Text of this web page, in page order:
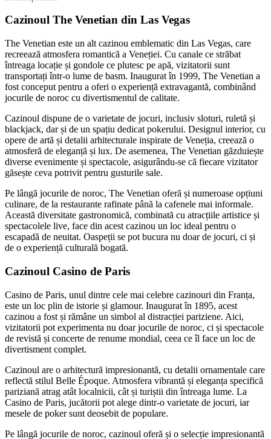
Cazinoul The Venetian din Las Vegas
The Venetian este un alt cazinou emblematic din Las Vegas, care
recreează atmosfera romantică a Veneției. Cu canale ce străbat
întreaga locație și gondole ce plutesc pe apă, vizitatorii sunt
transportați într-o lume de basm. Inaugurat în 1999, The Venetian a
fost conceput pentru a oferi o experiență extravagantă, combinând
jocurile de noroc cu divertismentul de calitate.
Cazinoul dispune de o varietate de jocuri, inclusiv sloturi, ruletă și
blackjack, dar și de un spațiu dedicat pokerului. Designul interior, cu
opere de artă și detalii arhitecturale inspirate de Veneția, creează o
atmosferă de eleganță și lux. De asemenea, The Venetian găzduiește
diverse evenimente și spectacole, asigurându-se că fiecare vizitator
găsește ceva potrivit pentru gusturile sale.
Pe lângă jocurile de noroc, The Venetian oferă și numeroase opțiuni
culinare, de la restaurante rafinate până la cafenele mai informale.
Această diversitate gastronomică, combinată cu atracțiile artistice și
spectacolele live, face din acest cazinou un loc ideal pentru o
escapadă de neuitat. Oaspeții se pot bucura nu doar de jocuri, ci și
de o experiență culturală bogată.
Cazinoul Casino de Paris
Casino de Paris, unul dintre cele mai celebre cazinouri din Franța,
este un loc plin de istorie și glamour. Inaugurat în 1895, acest
cazinou a fost și rămâne un simbol al distracției pariziene. Aici,
vizitatorii pot experimenta nu doar jocurile de noroc, ci și spectacole
de revistă și concerte de renume mondial, ceea ce îl face un loc de
divertisment complet.
Cazinoul are o arhitectură impresionantă, cu detalii ornamentale care
reflectă stilul Belle Époque. Atmosfera vibrantă și eleganța specifică
pariziană atrag atât localnicii, cât și turiștii din întreaga lume. La
Casino de Paris, jucătorii pot alege dintr-o varietate de jocuri, iar
mesele de poker sunt deosebit de populare.
Pe lângă jocurile de noroc, cazinoul oferă și o selecție impresionantă